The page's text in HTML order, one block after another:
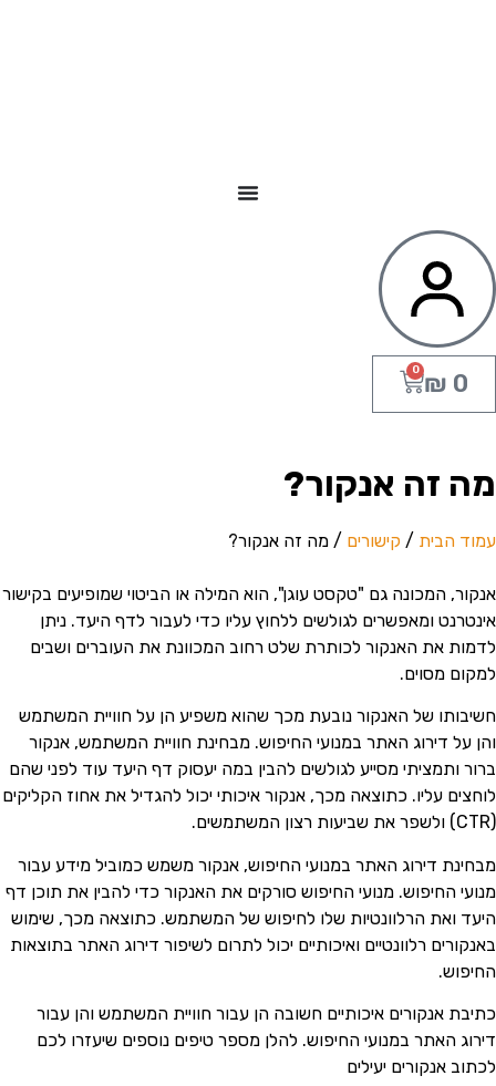
₪0
0
זה אנקור?
הבית/קישורים/ מה זה אנקור?
המכונה גם "טקסט עוגן", הוא המילה או הביטוי שמופיעים בקישור
ומאפשרים לגולשים ללחוץ עליו כדי לעבור לדף היעד. ניתן
את האנקור לכותרת שלט רחוב המכוונת את העוברים ושבים
מסוים.
של האנקור נובעת מכך שהוא משפיע הן על חוויית המשתמש
על דירוג האתר במנועי החיפוש. מבחינת חוויית המשתמש, אנקור
ותמציתי מסייע לגולשים להבין במה יעסוק דף היעד עוד לפני שהם
עליו. כתוצאה מכך, אנקור איכותי יכול להגדיל את אחוז הקליקים
דירוג האתר במנועי החיפוש, אנקור משמש כמוביל מידע עבור
החיפוש. מנועי החיפוש סורקים את האנקור כדי להבין את תוכן דף
ואת הרלוונטיות שלו לחיפוש של המשתמש. כתוצאה מכך, שימוש
רלוונטיים ואיכותיים יכול לתרום לשיפור דירוג האתר בתוצאות
אנקורים איכותיים חשובה הן עבור חוויית המשתמש והן עבור
האתר במנועי החיפוש. להלן מספר טיפים נוספים שיעזרו לכם
אנקורים יעילים